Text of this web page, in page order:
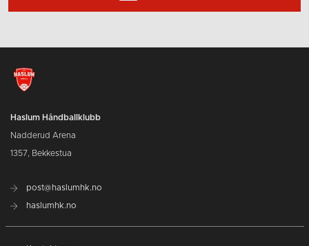
Haslum Håndballklubb
Nadderud Arena
1357, Bekkestua
post@haslumhk.no
haslumhk.no